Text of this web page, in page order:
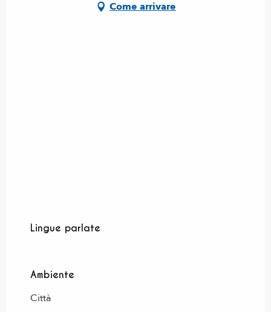
Come arrivare
Lingue parlate
Lingue parlate
Ambiente
Ambiente
Città